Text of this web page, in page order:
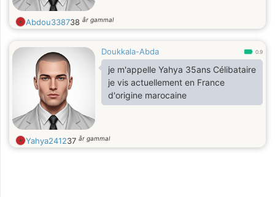
Abdou338738 år gammal
Doukkala-Abda 0.9
je m'appelle Yahya 35ans Célibataire
je vis actuellement en France
d'origine marocaine
Yahya241237 år gammal